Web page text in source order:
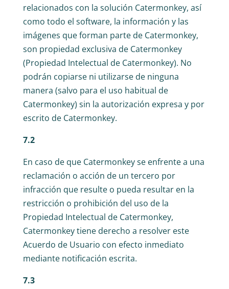
relacionados con la solución Catermonkey, así
como todo el software, la información y las
imágenes que forman parte de Catermonkey,
son propiedad exclusiva de Catermonkey
(Propiedad Intelectual de Catermonkey). No
podrán copiarse ni utilizarse de ninguna
manera (salvo para el uso habitual de
Catermonkey) sin la autorización expresa y por
escrito de Catermonkey.
7.2
En caso de que Catermonkey se enfrente a una
reclamación o acción de un tercero por
infracción que resulte o pueda resultar en la
restricción o prohibición del uso de la
Propiedad Intelectual de Catermonkey,
Catermonkey tiene derecho a resolver este
Acuerdo de Usuario con efecto inmediato
mediante notificación escrita.
7.3